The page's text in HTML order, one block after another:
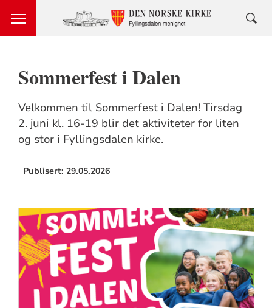
Sommerfest i Dalen
Velkommen til Sommerfest i Dalen! Tirsdag
2. juni kl. 16-19 blir det aktiviteter for liten
og stor i Fyllingsdalen kirke.
Publisert: 29.05.2026